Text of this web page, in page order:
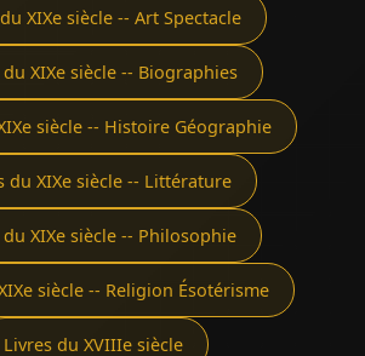
XIXe siècle -- Art Spectacle
XIXe siècle -- Biographies
siècle -- Histoire Géographie
du XIXe siècle -- Littérature
du XIXe siècle -- Philosophie
siècle -- Religion Ésotérisme
Livres du XVIIIe siècle